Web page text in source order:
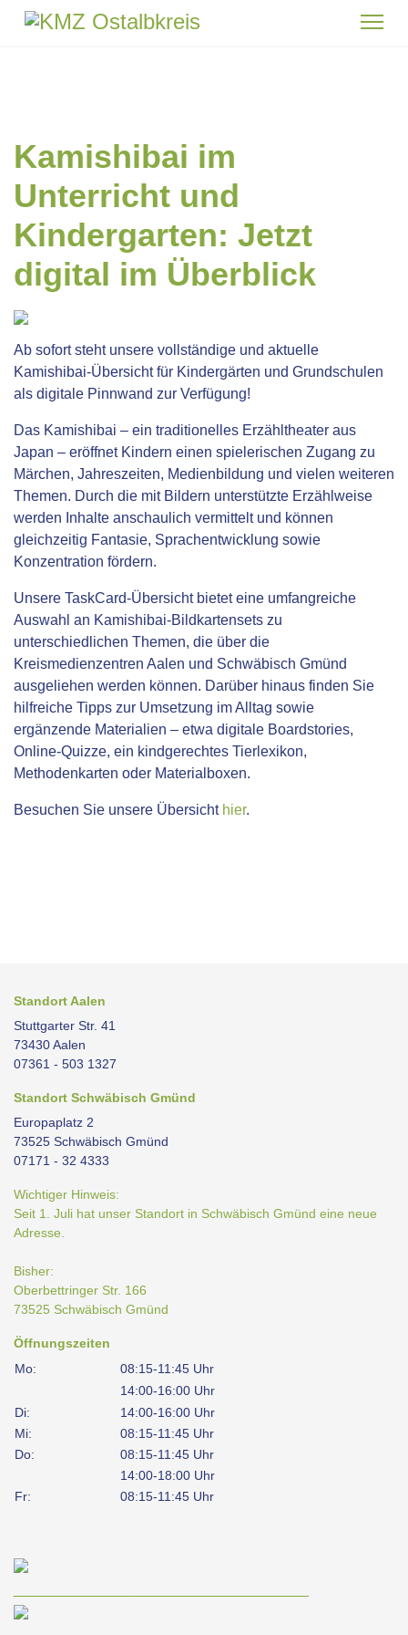
Kamishibai im
Unterricht und
Kindergarten: Jetzt
digital im Überblick
Ab sofort steht unsere vollständige und aktuelle
Kamishibai-Übersicht für Kindergärten und Grundschulen
als digitale Pinnwand zur Verfügung!
Das Kamishibai – ein traditionelles Erzähltheater aus
Japan – eröffnet Kindern einen spielerischen Zugang zu
Märchen, Jahreszeiten, Medienbildung und vielen weiteren
Themen. Durch die mit Bildern unterstützte Erzählweise
werden Inhalte anschaulich vermittelt und können
gleichzeitig Fantasie, Sprachentwicklung sowie
Konzentration fördern.
Unsere TaskCard-Übersicht bietet eine umfangreiche
Auswahl an Kamishibai-Bildkartensets zu
unterschiedlichen Themen, die über die
Kreismedienzentren Aalen und Schwäbisch Gmünd
ausgeliehen werden können. Darüber hinaus finden Sie
hilfreiche Tipps zur Umsetzung im Alltag sowie
ergänzende Materialien – etwa digitale Boardstories,
Online-Quizze, ein kindgerechtes Tierlexikon,
Methodenkarten oder Materialboxen.
Besuchen Sie unsere Übersicht hier.
Standort Aalen
Stuttgarter Str. 41
73430 Aalen
07361 - 503 1327
Standort Schwäbisch Gmünd
Europaplatz 2
73525 Schwäbisch Gmünd
07171 - 32 4333
Wichtiger Hinweis:
Seit 1. Juli hat unser Standort in Schwäbisch Gmünd eine neue
Adresse.
Bisher:
Oberbettringer Str. 166
73525 Schwäbisch Gmünd
Öffnungszeiten
Mo:
08:15-11:45 Uhr
14:00-16:00 Uhr
Di:
14:00-16:00 Uhr
Mi:
08:15-11:45 Uhr
Do:
08:15-11:45 Uhr
14:00-18:00 Uhr
Fr:
08:15-11:45 Uhr